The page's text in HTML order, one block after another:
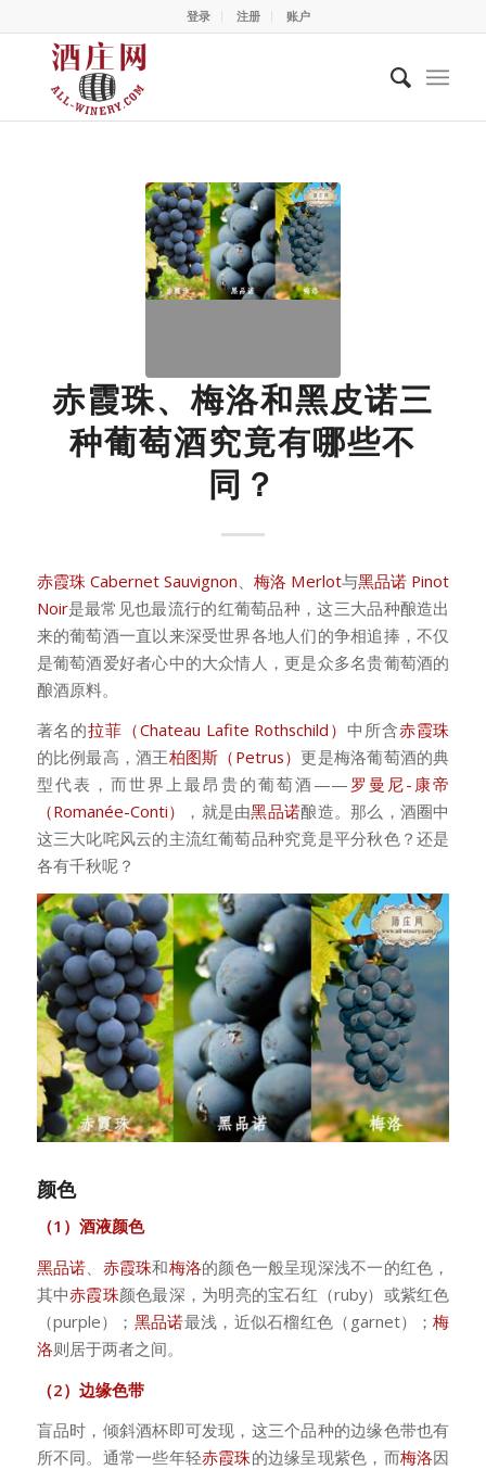
登录 注册 账户
赤霞珠、梅洛和黑皮诺三
种葡萄酒究竟有哪些不
同？
赤霞珠 Cabernet Sauvignon 梅洛 Merlot与黑品诺 Pinot
Noir是最常见也最流行的红葡萄品种，这三大品种酿造出
来的葡萄酒一直以来深受世界各地人们的争相追捧，不仅
是葡萄酒爱好者心中的大众情人，更是众多名贵葡萄酒的
酿酒原料。
著名的拉菲（Chateau Lafite Rothschild）中所含赤霞珠
的比例最高，酒王柏图斯（Petrus） 更是梅洛葡萄酒的典
型代表，而世界上最昂贵的葡萄酒—— 罗曼尼-康帝
（Romanée-Conti）
，就是由黑品诺酿造。那么，酒圈中
这三大叱咤风云的主流红葡萄品种究竟是平分秋色？还是
各有千秋呢？
颜色
（1）酒液颜色
黑品诺
赤霞珠和梅洛的颜色一般呈现深浅不一的红色，
其中赤霞珠颜色最深，为明亮的宝石红（ruby）或紫红色
（purple）； 黑品诺最浅，近似石榴红色（garnet）；梅
洛则居于两者之间。
（2）边缘色带
盲品时，倾斜酒杯即可发现，这三个品种的边缘色带也有
所不同。通常一些年轻赤霞珠的边缘呈现紫色，而梅洛因